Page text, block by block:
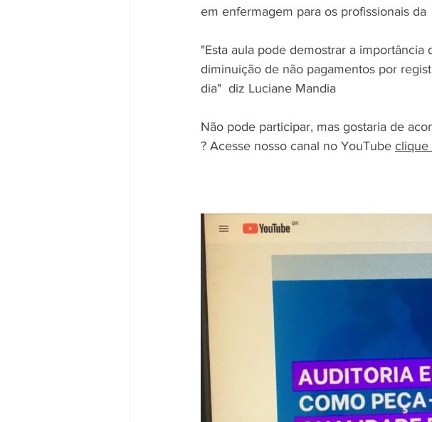
em enfermagem para os profissionais da
"Esta aula pode demostrar a
diminuição de não pagamentos por
dia"  diz Luciane Mandia
Não pode participar, mas gostaria de
? Acesse nosso canal no YouTube clique